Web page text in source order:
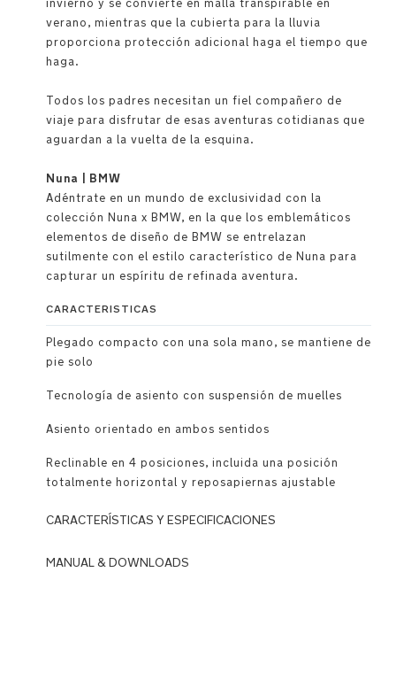
invierno y se convierte en malla transpirable en
verano, mientras que la cubierta para la lluvia
proporciona protección adicional haga el tiempo que
haga.
Todos los padres necesitan un fiel compañero de
viaje para disfrutar de esas aventuras cotidianas que
aguardan a la vuelta de la esquina.
Nuna | BMW
Adéntrate en un mundo de exclusividad con la
colección Nuna x BMW, en la que los emblemáticos
elementos de diseño de BMW se entrelazan
sutilmente con el estilo característico de Nuna para
capturar un espíritu de refinada aventura.
CARACTERISTICAS
Plegado compacto con una sola mano, se mantiene de
pie solo
Tecnología de asiento con suspensión de muelles
Asiento orientado en ambos sentidos
Reclinable en 4 posiciones, incluida una posición
totalmente horizontal y reposapiernas ajustable
CARACTERÍSTICAS Y ESPECIFICACIONES
Uso
MANUAL & DOWNLOADS